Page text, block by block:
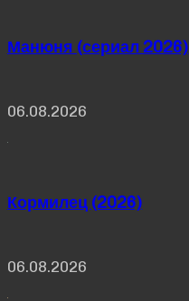
Манюня (сериал 2026)
06.08.2026
Кормилец (2026)
06.08.2026